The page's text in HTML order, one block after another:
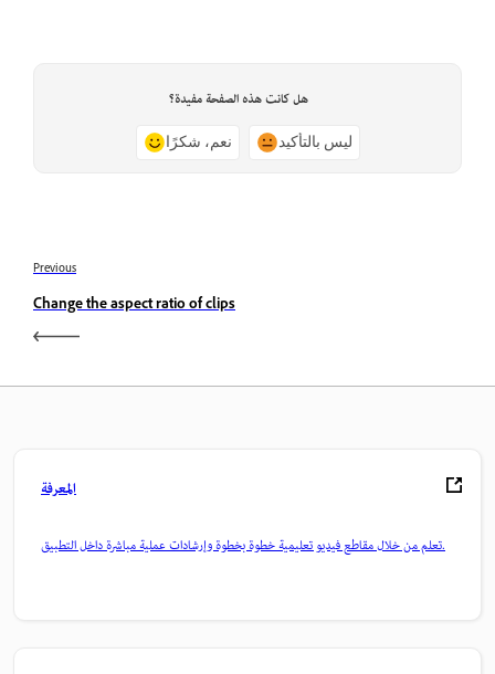
هل كانت هذه الصفحة مفيدة؟
نعم، شكرًا ليس بالتأكيد
Previous
Change the aspect ratio of clips
المعرفة
تعلم من خلال مقاطع فيديو تعليمية خطوة بخطوة وإرشادات عملية مباشرة داخل التطبيق.